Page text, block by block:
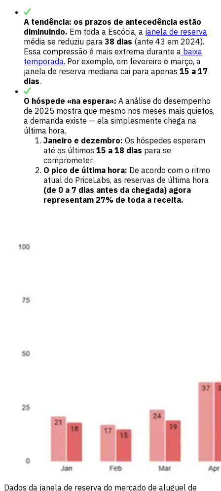
A tendência: os prazos de antecedência estão
diminuindo. Em toda a Escócia, a janela de reserva
média se reduziu para 38 dias (ante 43 em 2024).
Essa compressão é mais extrema durante a baixa
temporada. Por exemplo, em fevereiro e março, a
janela de reserva mediana cai para apenas 15 a 17
dias.
O hóspede «na espera»: A análise do desempenho
de 2025 mostra que mesmo nos meses mais quietos,
a demanda existe — ela simplesmente chega na
última hora.
Janeiro e dezembro: Os hóspedes esperam
até os últimos 15 a 18 dias para se
comprometer.
O pico de última hora: De acordo com o ritmo
atual do PriceLabs, as reservas de última hora
(de 0 a 7 dias antes da chegada) agora
representam 27% de toda a receita.
Dados da janela de reserva do mercado de aluguel de